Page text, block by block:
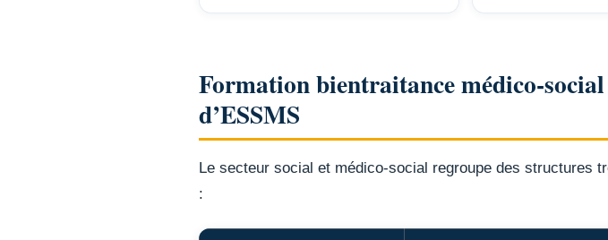
Formation bientraitance médico-
d’ESSMS
Le secteur social et médico-social regroupe des structures
: